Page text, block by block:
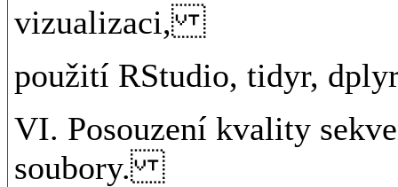
vizualizaci,
použití RStudio, tidyr,
VI. Posouzení kvality
soubory.